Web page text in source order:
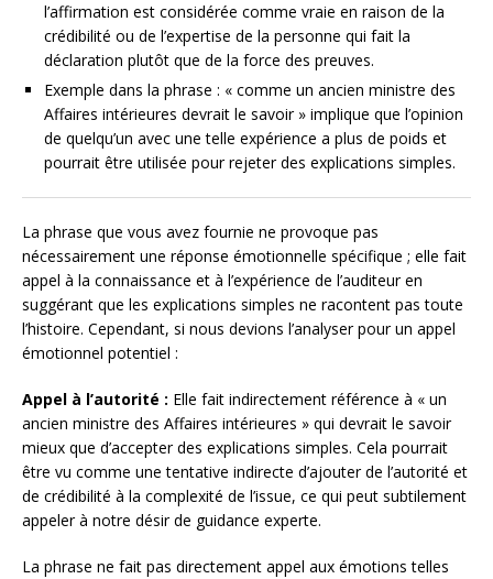
l’affirmation est considérée comme vraie en raison de la
crédibilité ou de l’expertise de la personne qui fait la
déclaration plutôt que de la force des preuves.
Exemple dans la phrase : « comme un ancien ministre des
Affaires intérieures devrait le savoir » implique que l’opinion
de quelqu’un avec une telle expérience a plus de poids et
pourrait être utilisée pour rejeter des explications simples.
La phrase que vous avez fournie ne provoque pas
nécessairement une réponse émotionnelle spécifique ; elle fait
appel à la connaissance et à l’expérience de l’auditeur en
suggérant que les explications simples ne racontent pas toute
l’histoire. Cependant, si nous devions l’analyser pour un appel
émotionnel potentiel :
Appel à l’autorité : Elle fait indirectement référence à « un
ancien ministre des Affaires intérieures » qui devrait le savoir
mieux que d’accepter des explications simples. Cela pourrait
être vu comme une tentative indirecte d’ajouter de l’autorité et
de crédibilité à la complexité de l’issue, ce qui peut subtilement
appeler à notre désir de guidance experte.
La phrase ne fait pas directement appel aux émotions telles